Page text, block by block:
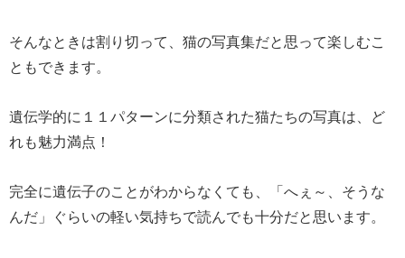
そんなときは割り切って、猫の写真集だと思って楽しむこ
ともできます。
遺伝学的に１１パターンに分類された猫たちの写真は、ど
れも魅力満点！
完全に遺伝子のことがわからなくても、「へぇ～、そうな
んだ」ぐらいの軽い気持ちで読んでも十分だと思います。